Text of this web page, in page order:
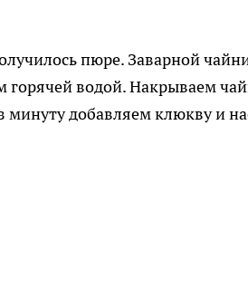
пюре. Заварной
горячей водой. Накрываем
минуту добавляем клюкву и